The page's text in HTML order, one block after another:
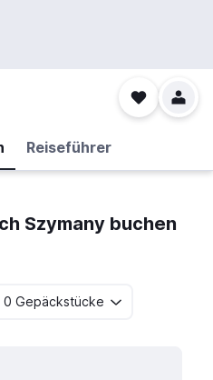
Reiseführer
Szymany buchen
0 Gepäckstücke